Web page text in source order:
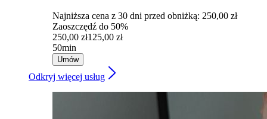
Najniższa cena z 30 dni przed obniżką: 250,00 zł
Zaoszczędź do 50%
250,00 zł125,00 zł
50min
Umów
Odkryj więcej usług